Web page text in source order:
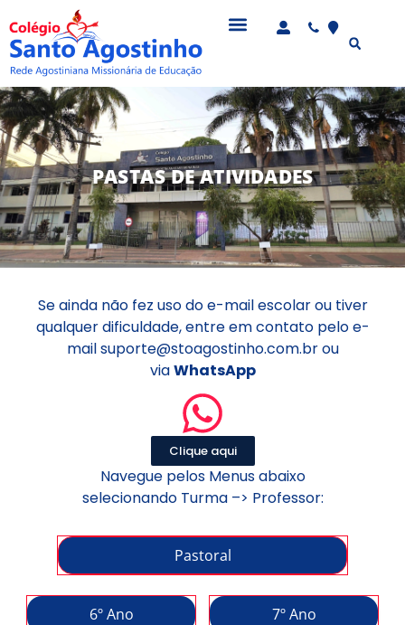
PASTAS DE ATIVIDADES
Se ainda não fez uso do e-mail escolar ou tiver
qualquer dificuldade, entre em contato pelo e-
mailsuporte@stoagostinho.com.brou
viaWhatsApp
Clique aqui
Navegue pelos Menus abaixo
selecionando Turma –> Professor:
Pastoral
6º Ano 7º Ano